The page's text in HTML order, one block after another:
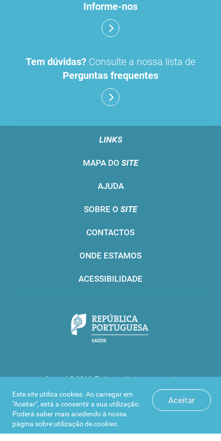
Aceitar
Estesite utiliza cookies. Ao carregar em
"Aceitar", está a consentir a sua utilização.
Poderá saber mais acedendo à nossa
página sobre utilização decookies.
Informe-nos
Tem dúvidas? Consulte a nossa lista de
Perguntas frequentes
LINKS
MAPA DO SITE
AJUDA
SOBRE O SITE
CONTACTOS
ONDE ESTAMOS
ACESSIBILIDADE
Infarmed © 2016. Todos os direitos reservados